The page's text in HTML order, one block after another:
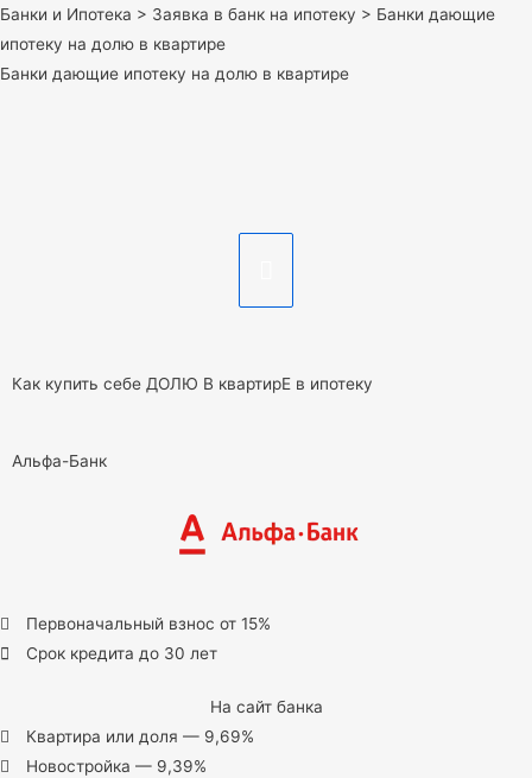
Банки и Ипотека > Заявка в банк на ипотеку > Банки дающие
ипотеку на долю в квартире
Банки дающие ипотеку на долю в квартире
Как купить себе ДОЛЮ В квартирЕ в ипотеку
Альфа-Банк
Первоначальный взнос от 15%
Срок кредита до 30 лет
На сайт банка
Квартира или доля — 9,69%
Новостройка — 9,39%